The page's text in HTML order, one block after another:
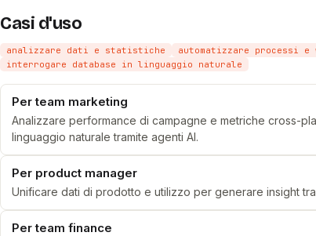
Casi d'uso
analizzare dati e statistiche
automatizzare processi e
interrogare database in linguaggio naturale
Per team marketing
Analizzare performance di campagne e metriche cross-
linguaggio naturale tramite agenti AI.
Per product manager
Unificare dati di prodotto e utilizzo per generare insight
Per team finance